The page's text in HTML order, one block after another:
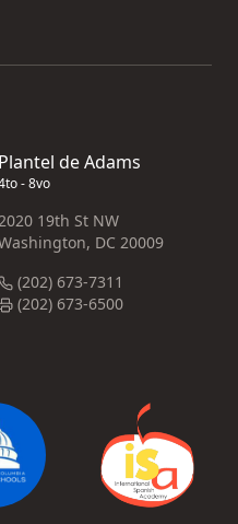
Plantel de Adams
- 8vo
19th St NW
DC 20009
(202) 673-7311
(202) 673-6500